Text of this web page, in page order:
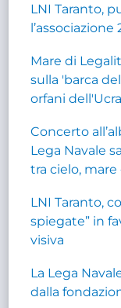
LNI Taranto,
l’associazione
Mare di
sulla 'barca
orfani
Concerto
Lega Navale
tra cielo, mare
LNI Taranto,
spiegate” in
visiva
La Lega
dalla